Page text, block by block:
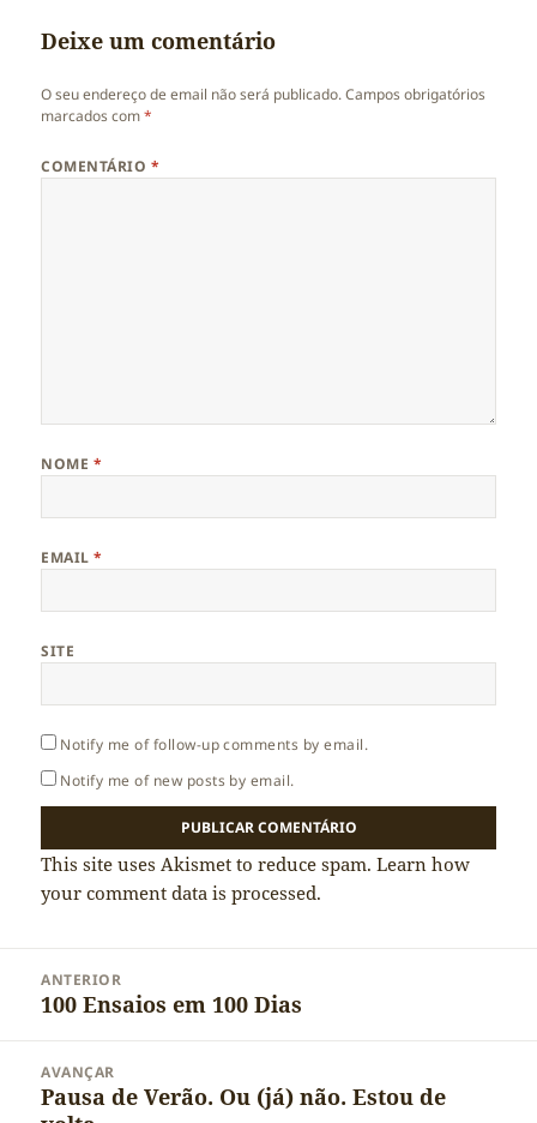
Deixe um comentário
O seu endereço de email não será publicado. Campos obrigatórios
marcados com*
COMENTÁRIO *
NOME *
EMAIL*
SITE
Notify me of follow-up comments by email.
Notify me of new posts by email.
This site uses Akismet to reduce spam.Learn how
your comment data is processed.
artigos
ANTERIOR
Artigo
100 Ensaios em 100 Dias
AVANÇAR
Artigo
Pausa de Verão. Ou (já) não. Estou de